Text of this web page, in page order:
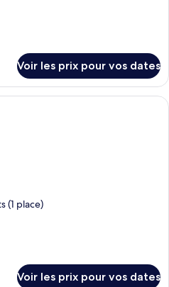
Voir les prix pour vos dates
Un salon moderne et minimaliste,
(1 place)
Voir les prix pour vos dates